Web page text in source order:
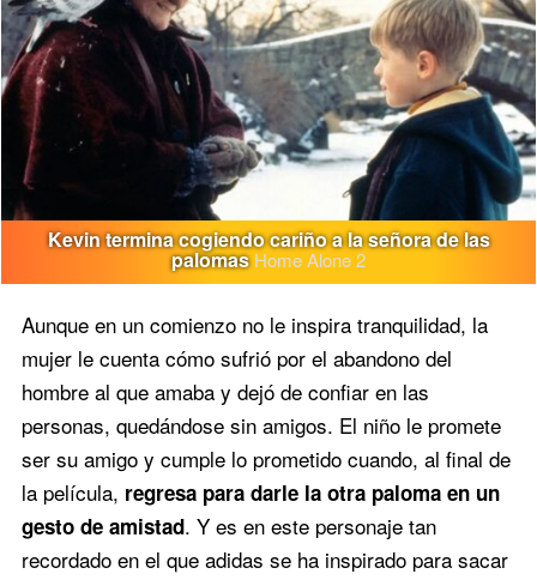
Kevin termina cogiendo cariño a la señora de las
palomasHome Alone 2
Aunque en un comienzo no le inspira tranquilidad, la
mujer le cuenta cómo sufrió por el abandono del
hombre al que amaba y dejó de confiar en las
personas, quedándose sin amigos. El niño le promete
ser su amigo y cumple lo prometido cuando, al final de
la película, regresa para darle la otra paloma en un
gesto de amistad. Y es en este personaje tan
recordado en el que adidas se ha inspirado para sacar